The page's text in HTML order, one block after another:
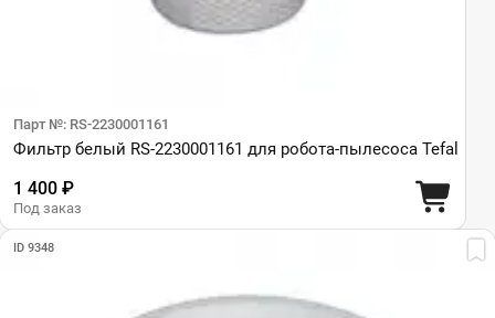
Парт №: RS-2230001161
Фильтр белый RS-2230001161 для робота-пылесоса Tefal
1 400 ₽
Под заказ
ID 9348